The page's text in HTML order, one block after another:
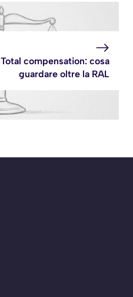
Total compensation: cosa
guardare oltre la RAL